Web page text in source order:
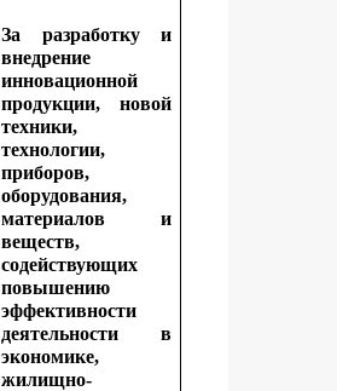
За разработку и
внедрение
инновационной
продукции, новой
техники,
технологии,
приборов,
оборудования,
материалов и
веществ,
содействующих
повышению
эффективности
деятельности в
экономике,
жилищно-